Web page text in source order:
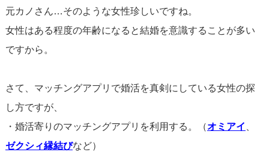
元カノさん…そのような女性珍しいですね。
女性はある程度の年齢になると結婚を意識することが多い
ですから。
さて、マッチングアプリで婚活を真剣にしている女性の探
し方ですが、
・婚活寄りのマッチングアプリを利用する。（オミアイ
ゼクシィ縁結びなど）